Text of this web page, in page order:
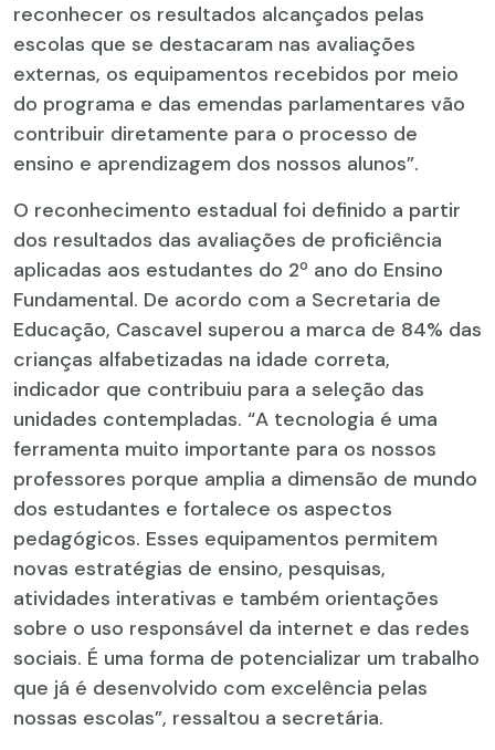
reconhecer os resultados alcançados pelas
escolas que se destacaram nas avaliações
externas, os equipamentos recebidos por meio
do programa e das emendas parlamentares vão
contribuir diretamente para o processo de
ensino e aprendizagem dos nossos alunos”.
O reconhecimento estadual foi definido a partir
dos resultados das avaliações de proficiência
aplicadas aos estudantes do 2º ano do Ensino
Fundamental. De acordo com a Secretaria de
Educação, Cascavel superou a marca de 84% das
crianças alfabetizadas na idade correta,
indicador que contribuiu para a seleção das
unidades contempladas. “A tecnologia é uma
ferramenta muito importante para os nossos
professores porque amplia a dimensão de mundo
dos estudantes e fortalece os aspectos
pedagógicos. Esses equipamentos permitem
novas estratégias de ensino, pesquisas,
atividades interativas e também orientações
sobre o uso responsável da internet e das redes
sociais. É uma forma de potencializar um trabalho
que já é desenvolvido com excelência pelas
nossas escolas”, ressaltou a secretária.